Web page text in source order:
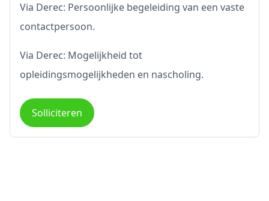
Via Derec: Persoonlijke begeleiding van een vaste
contactpersoon.
Via Derec: Mogelijkheid tot
opleidingsmogelijkheden en nascholing.
Solliciteren